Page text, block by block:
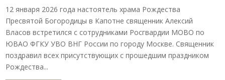
12 января 2026 года настоятель храма Рождества
Пресвятой Богородицы в Капотне священник Алексий
Власов встретился с сотрудниками Росгвардии МОВО по
ЮВАО ФГКУ УВО ВНГ России по городу Москве. Священник
поздравил всех присутствующих с прошедшим праздником
Рождества...